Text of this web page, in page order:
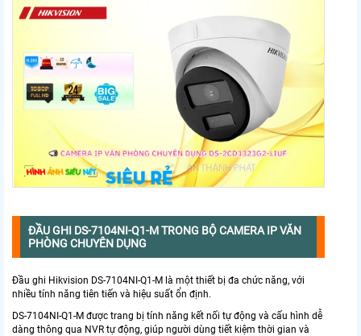
ĐẦU GHI DS-7104NI-Q1-M TRONG BỘ CAMERA IP VĂN
PHÒNG CHUYÊN DỤNG
Đầu ghi Hikvision DS-7104NI-Q1-M là một thiết bị đa chức năng, với
nhiều tính năng tiên tiến và hiệu suất ổn định.
DS-7104NI-Q1-M được trang bị tính năng kết nối tự động và cấu hình dễ
dàng thông qua NVR tự động, giúp người dùng tiết kiệm thời gian và